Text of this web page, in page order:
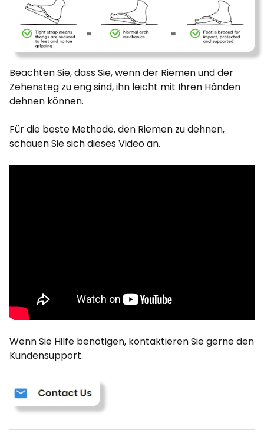
Beachten Sie, dass Sie, wenn der Riemen und der
Zehensteg zu eng sind, ihn leicht mit Ihren Händen
dehnen können.
Für die beste Methode, den Riemen zu dehnen,
schauen Sie sich dieses Video an.
Wenn Sie Hilfe benötigen, kontaktieren Sie gerne den
Kundensupport.